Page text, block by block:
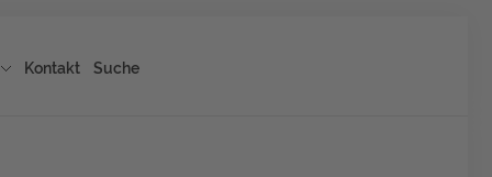
Kontakt Suche